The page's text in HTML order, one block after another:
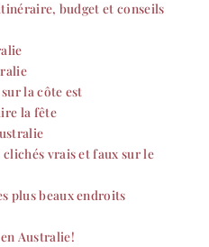
budget et conseils
la côte est
la fête
vrais et faux sur le
plus beaux endroits
Australie!